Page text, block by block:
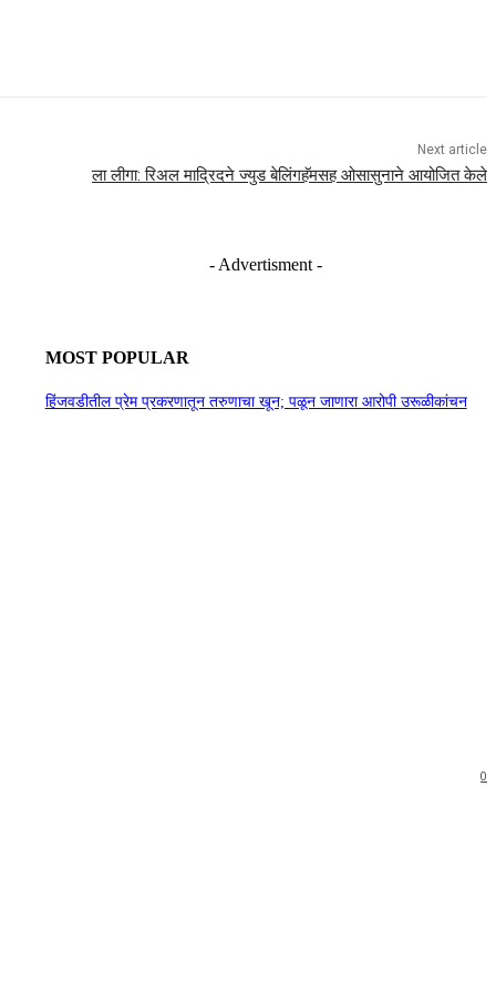
Next article
ला लीगा: रिअल माद्रिदने ज्युड बेलिंगहॅमसह ओसासुनाने आयोजित केले
- Advertisment -
MOST POPULAR
हिंजवडीतील प्रेम प्रकरणातून तरुणाचा खून; पळून जाणारा आरोपी उरूळीकांचन
0